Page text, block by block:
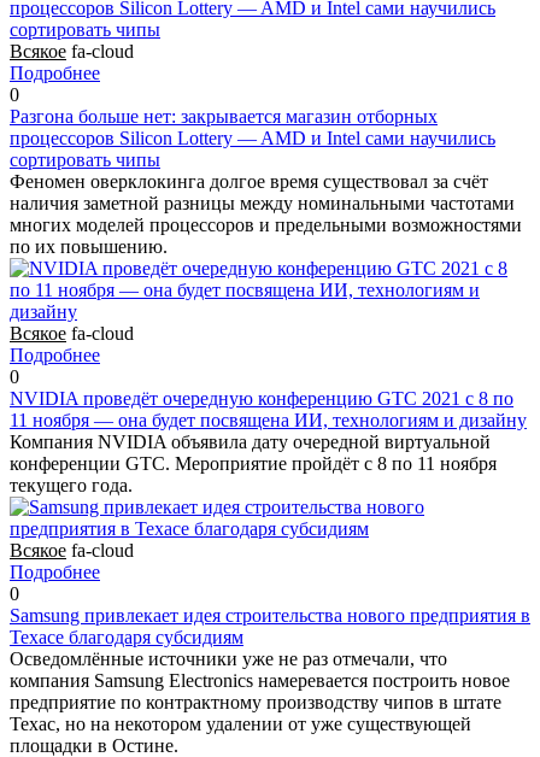
Всякое fa-cloud
Подробнее
0
Разгона больше нет: закрывается магазин отборных
процессоров Silicon Lottery — AMD и Intel сами научились
сортировать чипы
Феномен оверклокинга долгое время существовал за счёт
наличия заметной разницы между номинальными частотами
многих моделей процессоров и предельными возможностями
по их повышению.
Всякое fa-cloud
Подробнее
0
NVIDIA проведёт очередную конференцию GTC 2021 с 8 по
11 ноября — она будет посвящена ИИ, технологиям и дизайну
Компания NVIDIA объявила дату очередной виртуальной
конференции GTC. Мероприятие пройдёт с 8 по 11 ноября
текущего года.
Всякое fa-cloud
Подробнее
0
Samsung привлекает идея строительства нового предприятия в
Техасе благодаря субсидиям
Осведомлённые источники уже не раз отмечали, что
компания Samsung Electronics намеревается построить новое
предприятие по контрактному производству чипов в штате
Техас, но на некотором удалении от уже существующей
площадки в Остине.